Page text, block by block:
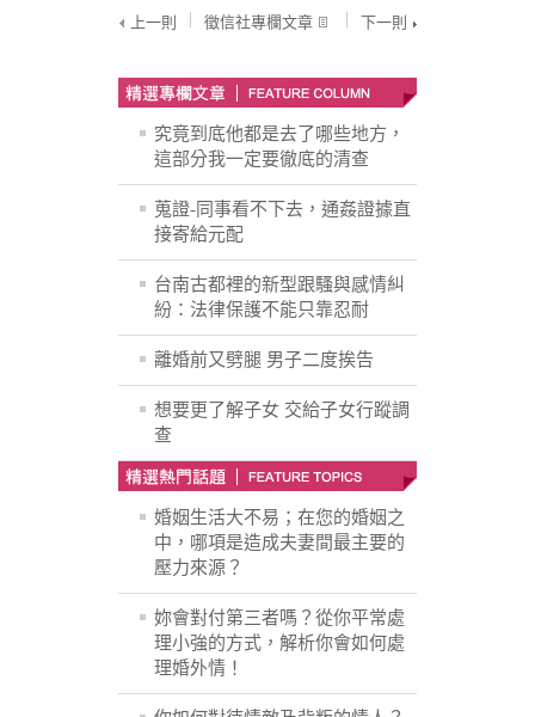
上一則 徵信社專欄文章 下一則
究竟到底他都是去了哪些地方，
這部分我一定要徹底的清查
蒐證-同事看不下去，通姦證據直
接寄給元配
台南古都裡的新型跟騷與感情糾
紛：法律保護不能只靠忍耐
離婚前又劈腿 男子二度挨告
想要更了解子女 交給子女行蹤調
查
婚姻生活大不易；在您的婚姻之
中，哪項是造成夫妻間最主要的
壓力來源？
妳會對付第三者嗎？從你平常處
理小強的方式，解析你會如何處
理婚外情！